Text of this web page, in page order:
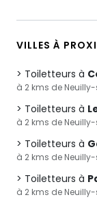
VILLES À
Toiletteurs à
à 2 kms de
Toiletteurs à
à 2 kms de
Toiletteurs à
à 2 kms de
Toiletteurs à
à 2 kms de